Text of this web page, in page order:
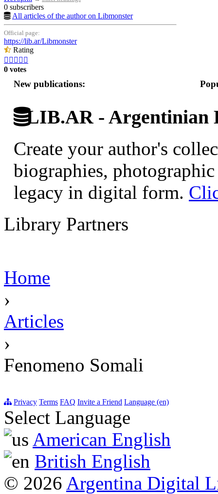
0 subscribers
All articles of the author on Libmonster
Official page:
https://lib.ar/Libmonster
Rating
    
0 votes
New publications:
LIB.AR - Argentinian
Create your author's
biographies,
legacy in digital form.
Library Partners
Home
›
Articles
›
Fenomeno Somali
Privacy Terms FAQ Invite a Friend Language (en)
Select Language
American English
British English
© 2026 Argentina Digital